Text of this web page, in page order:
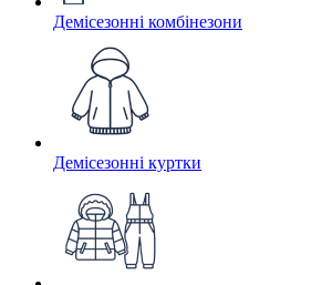
Демісезонні комбінезони
Демісезонні куртки